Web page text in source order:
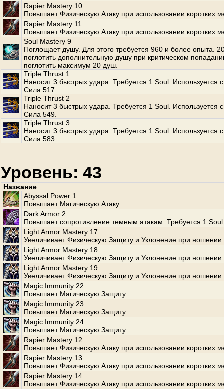
Rapier Mastery 10
Повышает Физическую Атаку при использовании коротких
Rapier Mastery 11
Повышает Физическую Атаку при использовании коротких
Soul Mastery 9
Поглощает душу. Для этого требуется 960 и более опыта.
поглотить дополнительную душу при критическом
поглотить максимум 20 душ.
Triple Thrust 1
Наносит 3 быстрых удара. Требуется 1 Soul. Используется
Сила 517.
Triple Thrust 2
Наносит 3 быстрых удара. Требуется 1 Soul. Используется
Сила 549.
Triple Thrust 3
Наносит 3 быстрых удара. Требуется 1 Soul. Используется
Сила 583.
Уровень: 43
Название
Abyssal Power 1
Повышает Магическую Атаку.
Dark Armor 2
Повышает сопротивление темным атакам. Требуется 1
Light Armor Mastery 17
Увеличивает Физическую Защиту и Уклонение при ношении
Light Armor Mastery 18
Увеличивает Физическую Защиту и Уклонение при ношении
Light Armor Mastery 19
Увеличивает Физическую Защиту и Уклонение при ношении
Magic Immunity 22
Повышает Магическую Защиту.
Magic Immunity 23
Повышает Магическую Защиту.
Magic Immunity 24
Повышает Магическую Защиту.
Rapier Mastery 12
Повышает Физическую Атаку при использовании коротких
Rapier Mastery 13
Повышает Физическую Атаку при использовании коротких
Rapier Mastery 14
Повышает Физическую Атаку при использовании коротких